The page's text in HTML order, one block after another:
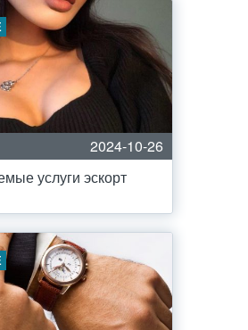
2024-10-26
услуги эскорт